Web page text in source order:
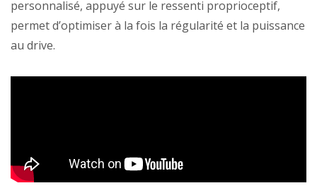
personnalisé, appuyé sur le ressenti proprioceptif,
permet d’optimiser à la fois la régularité et la puissance
au drive.